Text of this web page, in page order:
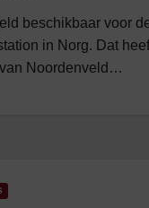
beschikbaar voor
in Norg. Dat
Noordenveld…